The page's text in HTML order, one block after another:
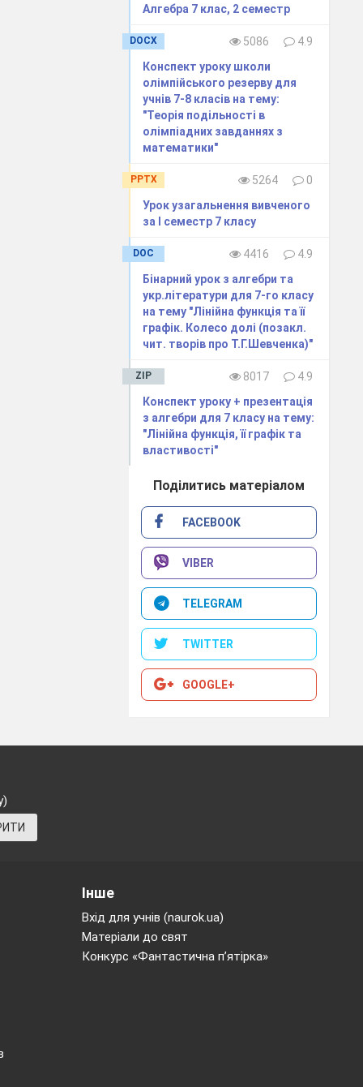
3
Алгебра 7 клас, 2 семестр
DOCX 5086
4.9
Конспект уроку школи
олімпійського резерву для
учнів 7-8 класів на тему:
"Теорія подільності в
олімпіадних завданнях з
математики"
PPTX 5264
0
Урок узагальнення вивченого
за І семестр 7 класу
DOC 4416
4.9
Бінарний урок з алгебри та
укр.літератури для 7-го класу
на тему "Лінійна функція та її
графік. Колесо долі (позакл.
чит. творів про Т.Г.Шевченка)"
ZIP 8017
4.9
Конспект уроку + презентація
з алгебри для 7 класу на тему:
"Лінійна функція, її графік та
властивості"
Поділитись матеріалом
FACEBOOK
VIBER
TELEGRAM
TWITTER
GOOGLE+
Інше
Вхід для учнів (naurok.ua)
Матеріали до свят
Конкурс «Фантастична п’ятірка»